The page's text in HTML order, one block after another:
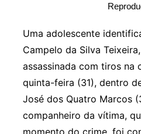
Uma adolescente
Campelo da Silva
assassinada com tiros na
quinta-feira (31), dentro
José dos Quatro Marcos
companheiro da vítima,
momento do crime, foi